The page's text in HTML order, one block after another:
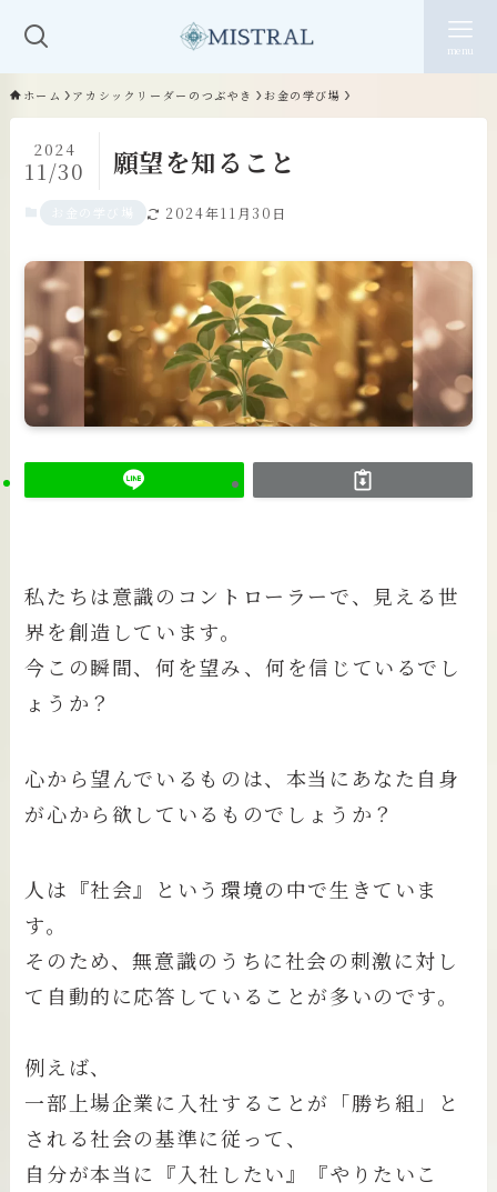
menu
ホーム アカシックリーダーのつぶやき お金の学び場
願望を知ること
2024
11/30
2024年11月30日
私たちは意識のコントローラーで、見える世
界を創造しています。
今この瞬間、何を望み、何を信じているでし
ょうか？
心から望んでいるものは、本当にあなた自身
が心から欲しているものでしょうか？
人は『社会』という環境の中で生きていま
す。
そのため、無意識のうちに社会の刺激に対し
て自動的に応答していることが多いのです。
例えば、
一部上場企業に入社することが「勝ち組」と
される社会の基準に従って、
自分が本当に『入社したい』『やりたいこ